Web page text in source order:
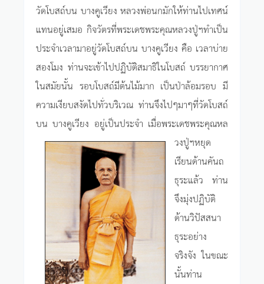
วัดโบสถ์บน บางคูเวียง หลวงพ่อนกมักให้ท่านไปเทศน์
แทนอยู่เสมอ กิจวัตรที่พระเดชพระคุณหลวงปู่ฯทำเป็น
ประจำเวลามาอยู่วัดโบสถ์บน บางคูเวียง คือ เวลาบ่าย
สองโมง ท่านจะเข้าไปปฏิบัติสมาธิในโบสถ์ บรรยากาศ
ในสมัยนั้น รอบโบสถ์มีต้นไม้มาก เป็นป่าล้อมรอบ มี
ความเงียบสงัดไปทั่วบริเวณ ท่านจึงไปๆมาๆที่วัดโบสถ์
บน บางคูเวียง อยู่เป็นประจำ เมื่อพระเดชพระคุณหล
วงปู่ฯหยุด
เรียนด้านคันถ
ธุระแล้ว ท่าน
จึงมุ่งปฏิบัติ
ด้านวิปัสสนา
ธุระอย่าง
จริงจัง ในขณะ
นั้นท่าน